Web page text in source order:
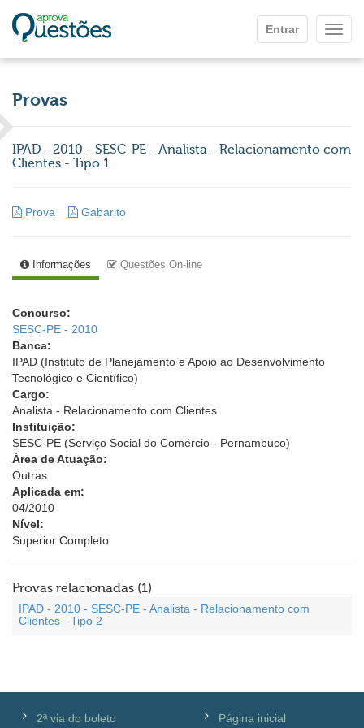
Entrar
Provas
IPAD - 2010 - SESC-PE - Analista - Relacionamento com
Clientes - Tipo 1
Prova Gabarito
Informações Questões On-line
Concurso:
SESC-PE - 2010
Banca:
IPAD (Instituto de Planejamento e Apoio ao Desenvolvimento
Tecnológico e Científico)
Cargo:
Analista - Relacionamento com Clientes
Instituição:
SESC-PE (Serviço Social do Comércio - Pernambuco)
Área de Atuação:
Outras
Aplicada em:
04/2010
Nível:
Superior Completo
Provas relacionadas (1)
IPAD - 2010 - SESC-PE - Analista - Relacionamento com
Clientes - Tipo 2
2ª via do boleto Página inicial